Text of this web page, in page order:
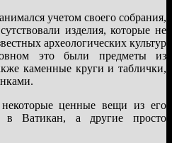
учетом своего собрания,
изделия, которые не
археологических культур
это были предметы из
каменные круги и таблички,
ценные вещи из его
в Ватикан, а другие просто